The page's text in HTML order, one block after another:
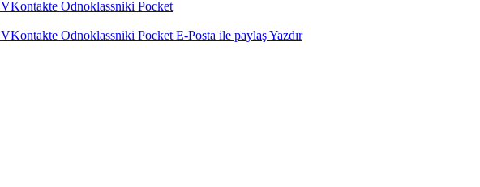
VKontakte Odnoklassniki Pocket
VKontakte Odnoklassniki Pocket E-Posta ile paylaşYazdır